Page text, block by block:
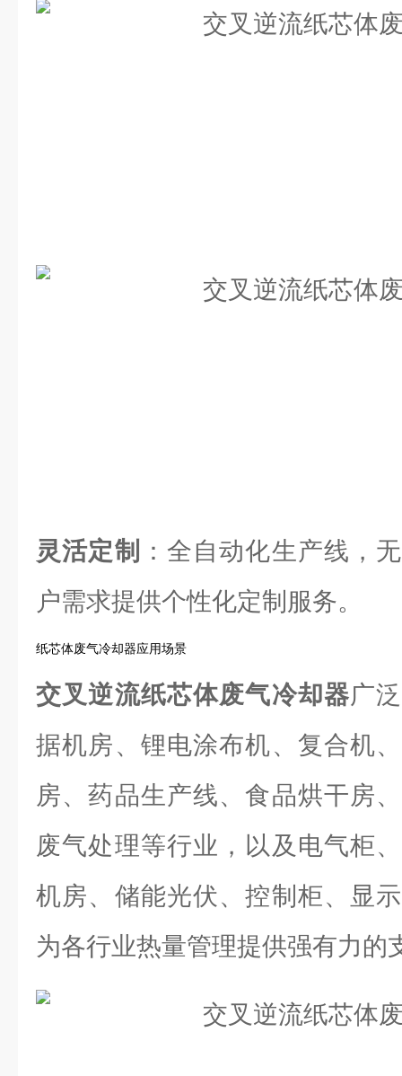
灵活定制
：全自动化生产线，
户需求提供个性化定制服务。
纸芯体废气冷却器应用场景
交叉逆流纸芯体废气冷却器广
据机房、锂电涂布机、复合机
房、药品生产线、食品烘干房
废气处理等行业，以及电气柜
机房、储能光伏、控制柜、显
为各行业热量管理提供强有力的